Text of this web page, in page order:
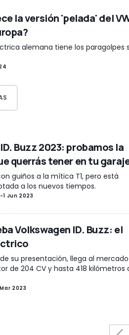
la versión 'pelada' del
alemana tiene los paragolpes
Buzz 2023: probamos la
querrás tener en tu
guiños a la mítica T1, pero está
a los nuevos tiempos.
-1 Jun 2023
Volkswagen ID. Buzz: el
su presentación, llega al mercado
de 204 CV y hasta 418 kilómetros
2023